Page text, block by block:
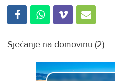
Sjećanje na domovinu (2)